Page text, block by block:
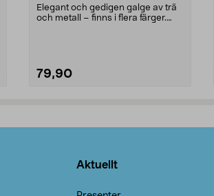
Elegant och gedigen galge av trä
och metall – finns i flera färger.
79,90
Aktuellt